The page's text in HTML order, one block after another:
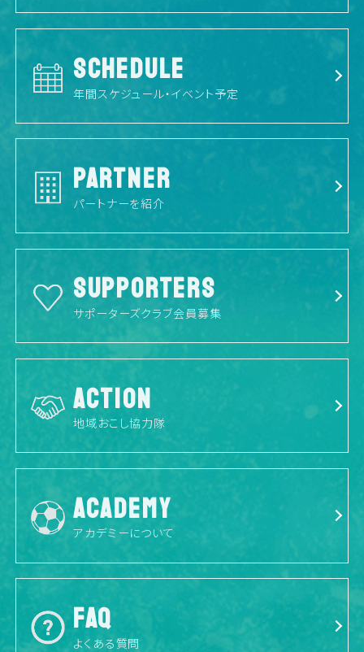
SCHEDULE
年間スケジュール・イベント予定
PARTNER
パートナーを紹介
SUPPORTERS
サポーターズクラブ会員募集
ACTION
地域おこし協力隊
ACADEMY
アカデミーについて
FAQ
よくある質問